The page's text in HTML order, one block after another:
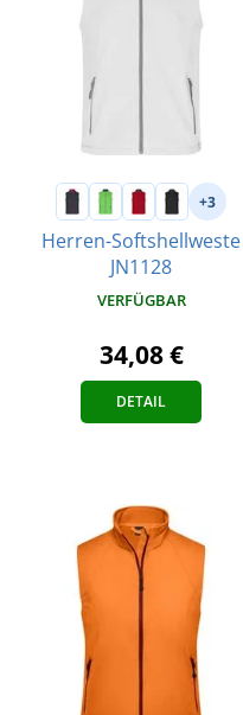
+3
Herren-Softshellweste
JN1128
VERFÜGBAR
34,08 €
DETAIL